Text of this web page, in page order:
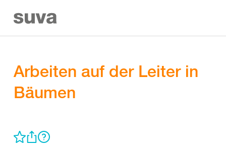
Arbeiten auf der Leiter in
Bäumen